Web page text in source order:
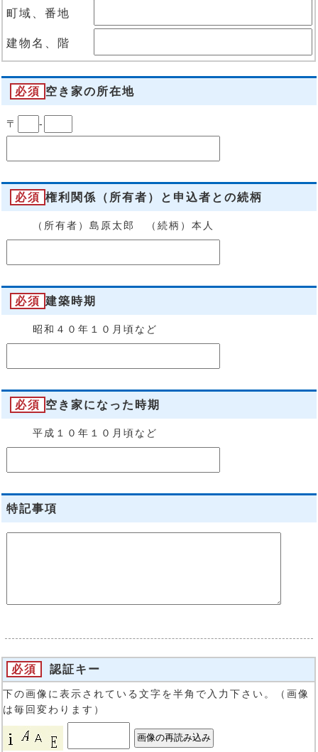
町域、番地
建物名、階
必須 空き家の所在地
〒 -
必須 権利関係（所有者）と申込者との続柄
（所有者）島原太郎 （続柄）本人
必須 建築時期
昭和４０年１０月頃など
必須 空き家になった時期
平成１０年１０月頃など
特記事項
必須 認証キー
下の画像に表示されている文字を半角で入力下さい。（画像
は毎回変わります）